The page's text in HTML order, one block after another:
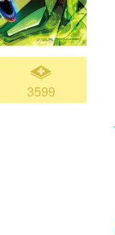
3599